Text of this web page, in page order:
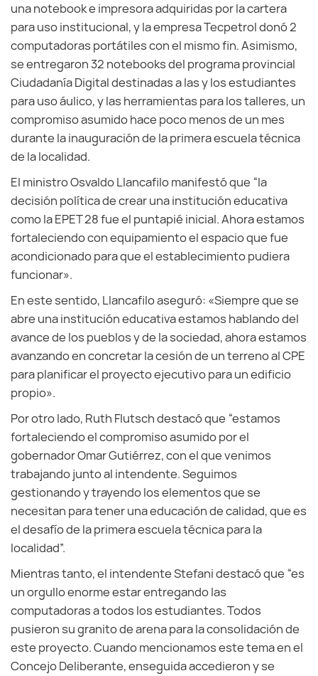
una notebook e impresora adquiridas por la cartera
para uso institucional, y la empresa Tecpetrol donó 2
computadoras portátiles con el mismo fin. Asimismo,
se entregaron 32 notebooks del programa provincial
Ciudadanía Digital destinadas a las y los estudiantes
para uso áulico, y las herramientas para los talleres, un
compromiso asumido hace poco menos de un mes
durante la inauguración de la primera escuela técnica
de la localidad.
El ministro Osvaldo Llancafilo manifestó que “la
decisión política de crear una institución educativa
como la EPET 28 fue el puntapié inicial. Ahora estamos
fortaleciendo con equipamiento el espacio que fue
acondicionado para que el establecimiento pudiera
funcionar».
En este sentido, Llancafilo aseguró: «Siempre que se
abre una institución educativa estamos hablando del
avance de los pueblos y de la sociedad, ahora estamos
avanzando en concretar la cesión de un terreno al CPE
para planificar el proyecto ejecutivo para un edificio
propio».
Por otro lado, Ruth Flutsch destacó que “estamos
fortaleciendo el compromiso asumido por el
gobernador Omar Gutiérrez, con el que venimos
trabajando junto al intendente. Seguimos
gestionando y trayendo los elementos que se
necesitan para tener una educación de calidad, que es
el desafío de la primera escuela técnica para la
localidad”.
Mientras tanto, el intendente Stefani destacó que “es
un orgullo enorme estar entregando las
computadoras a todos los estudiantes. Todos
pusieron su granito de arena para la consolidación de
este proyecto. Cuando mencionamos este tema en el
Concejo Deliberante, enseguida accedieron y se